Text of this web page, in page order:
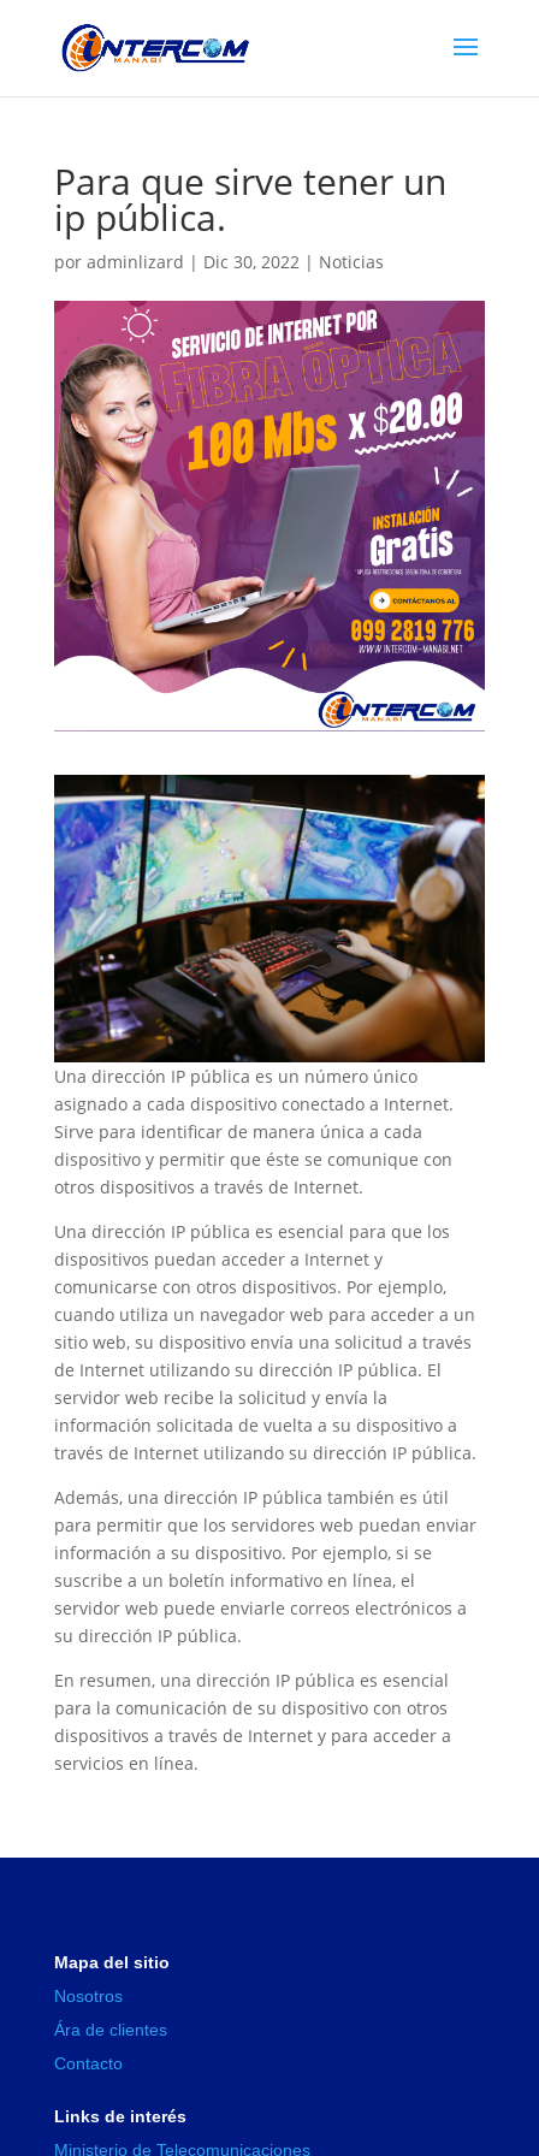
Para que sirve tener un
ip pública.
por adminlizard | Dic 30, 2022| Noticias
Una dirección IP pública es un número único
asignado a cada dispositivo conectado a Internet.
Sirve para identificar de manera única a cada
dispositivo y permitir que éste se comunique con
otros dispositivos a través de Internet.
Una dirección IP pública es esencial para que los
dispositivos puedan acceder a Internet y
comunicarse con otros dispositivos. Por ejemplo,
cuando utiliza un navegador web para acceder a un
sitio web, su dispositivo envía una solicitud a través
de Internet utilizando su dirección IP pública. El
servidor web recibe la solicitud y envía la
información solicitada de vuelta a su dispositivo a
través de Internet utilizando su dirección IP pública.
Además, una dirección IP pública también es útil
para permitir que los servidores web puedan enviar
información a su dispositivo. Por ejemplo, si se
suscribe a un boletín informativo en línea, el
servidor web puede enviarle correos electrónicos a
su dirección IP pública.
En resumen, una dirección IP pública es esencial
para la comunicación de su dispositivo con otros
dispositivos a través de Internet y para acceder a
servicios en línea.
Mapa del sitio
Nosotros
Ára de clientes
Contacto
Links de interés
Ministerio de Telecomunicaciones